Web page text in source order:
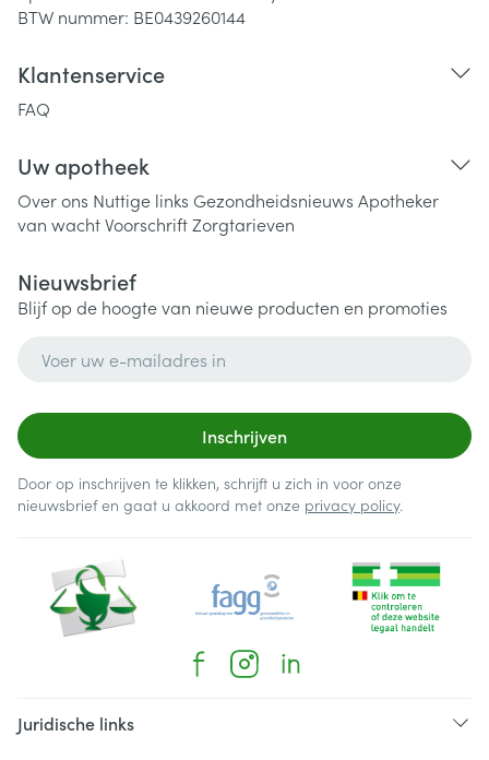
BTW nummer: BE0439260144
Klantenservice
FAQ
Uw apotheek
Over ons Nuttige links Gezondheidsnieuws Apotheker
van wachtVoorschriftZorgtarieven
Nieuwsbrief
Blijf op de hoogte van nieuwe producten en promoties
Inschrijven
Door op inschrijven te klikken, schrijft u zich in voor onze
nieuwsbrief en gaat u akkoord met onze privacy policy.
Juridische links